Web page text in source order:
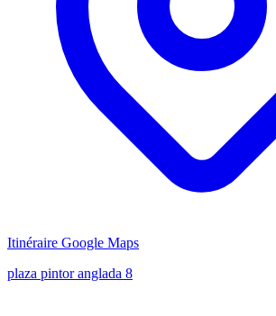
Itinéraire Google Maps
plaza pintor anglada 8